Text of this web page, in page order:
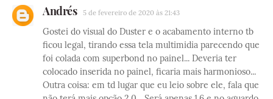
Andrés 5 de fevereiro de 2020 às 21:43
Gostei do visual do Duster e o acabamento interno tb
ficou legal, tirando essa tela multimidia parecendo que
foi colada com superbond no painel... Deveria ter
colocado inserida no painel, ficaria mais harmonioso...
Outra coisa: em td lugar que eu leio sobre ele, fala que